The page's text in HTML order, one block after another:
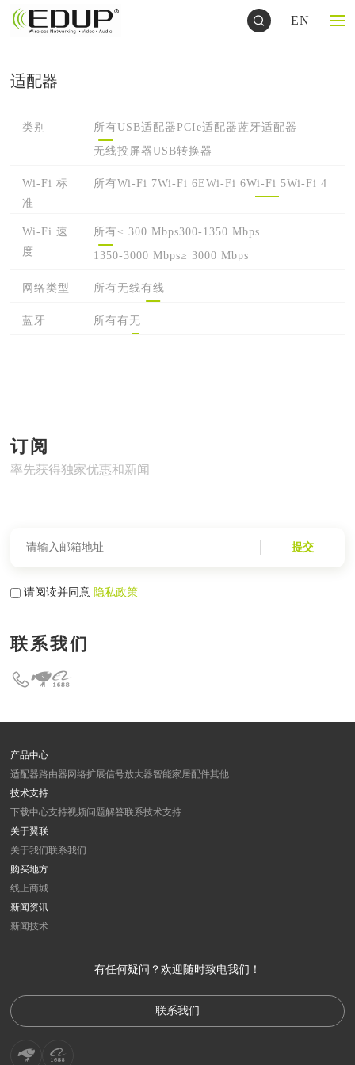
EN
适配器
类别 所有USB适配器PCIe适配器蓝牙适配器
无线投屏器USB转换器
Wi-Fi 标
准
所有Wi-Fi 7Wi-Fi 6EWi-Fi 6Wi-Fi 5Wi-Fi 4
Wi-Fi 速
度
所有≤ 300 Mbps300-1350 Mbps
1350-3000 Mbps≥ 3000 Mbps
网络类型 所有 无线有线
蓝牙 所有有 无
订阅
率先获得独家优惠和新闻
提交
请阅读并同意隐私政策
联系我们
产品中心
适配器路由器 网络扩展信号放大器智能家居配件其他
技术支持
下载中心支持视频问题解答联系技术支持
关于翼联
关于我们联系我们
购买地方
线上商城
新闻资讯
新闻技术
有任何疑问？欢迎随时致电我们！
联系我们